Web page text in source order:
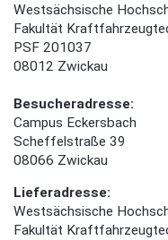
Westsächsische
Fakultät
PSF 201037
08012 Zwickau
Besucheradresse:
Campus Eckersbach
Scheffelstraße 39
08066 Zwickau
Lieferadresse:
Westsächsische
Fakultät